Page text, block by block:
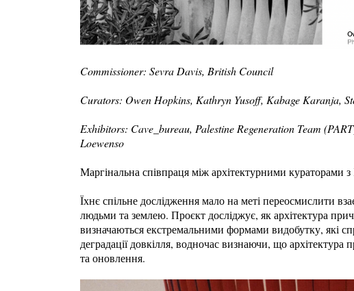
Commissioner: Sevra Davis, British Council
Curators: Owen Hopkins, Kathryn Yusoff, Kabage Karanja,
Exhibitors: Cave_bureau, Palestine Regeneration Team
Loewenso
Маргінальна співпраця між архітектурними кураторами з
Їхнє спільне дослідження мало на меті переосмислити
людьми та землею. Проєкт досліджує, як архітектура
визначаються екстремальними формами видобутку, які
деградації довкілля, водночас визнаючи, що
та оновлення.